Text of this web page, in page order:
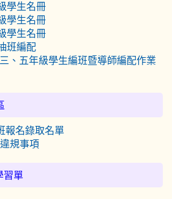
學生名冊
學生名冊
學生名冊
班編配
、五年級學生編班暨導師編配作業
報名錄取名單
規事項
習單